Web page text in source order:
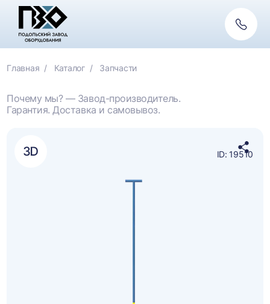
связь
Главная Каталог Запчасти
Почему мы? — Завод-производитель.
Гарантия. Доставка и самовывоз.
ID: 19510